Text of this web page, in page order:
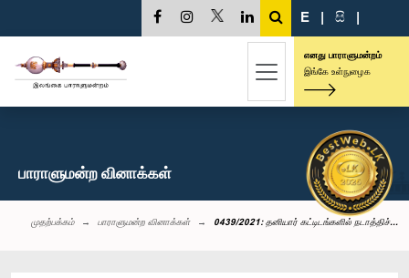
E | සි |
எனது பாராளுமன்றம்
இங்கே உள்நுழைக
பாராளுமன்ற வினாக்கள்
முதற்பக்கம் பாராளுமன்ற வினாக்கள் 0439/2021: தனியார் கட்டிடங்களில் நடாத்திச்...